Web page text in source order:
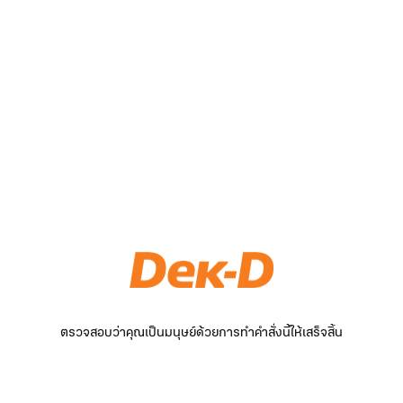
ตรวจสอบว่าคุณเป็นมนุษย์ด้วยการทำคำสั่งนี้ให้เสร็จสิ้น